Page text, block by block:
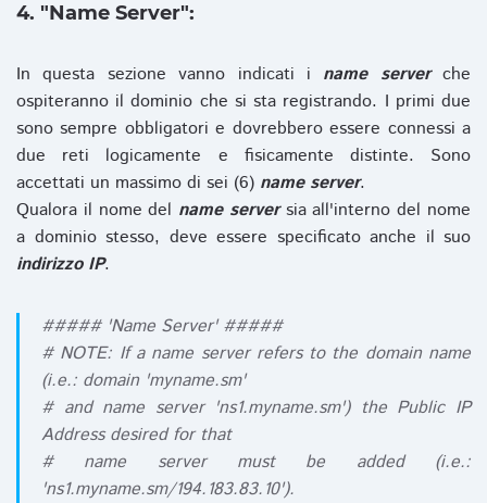
4. "Name Server":
In questa sezione vanno indicati i name serverche
ospiteranno il dominio che si sta registrando. I primi due
sono sempre obbligatori e dovrebbero essere connessi a
due reti logicamente e fisicamente distinte. Sono
accettati un massimo di sei (6) name server.
Qualora il nome del name serversia all'interno del nome
a dominio stesso, deve essere specificato anche il suo
indirizzo IP.
##### 'Name Server' #####
# NOTE: If a name server refers to the domain name
(i.e.: domain 'myname.sm'
# and name server 'ns1.myname.sm') the Public IP
Address desired for that
# name server must be added (i.e.:
'ns1.myname.sm/194.183.83.10').